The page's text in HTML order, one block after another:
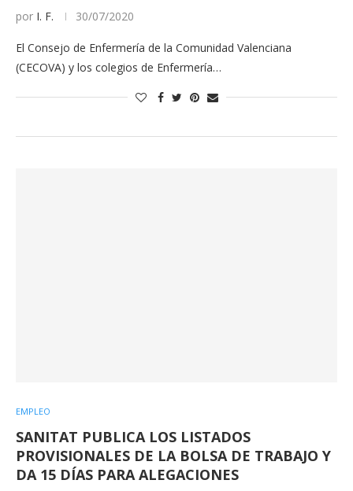
por I. F. 30/07/2020
El Consejo de Enfermería de la Comunidad Valenciana
(CECOVA) y los colegios de Enfermería…
EMPLEO
SANITAT PUBLICA LOS LISTADOS
PROVISIONALES DE LA BOLSA DE TRABAJO Y
DA 15 DÍAS PARA ALEGACIONES